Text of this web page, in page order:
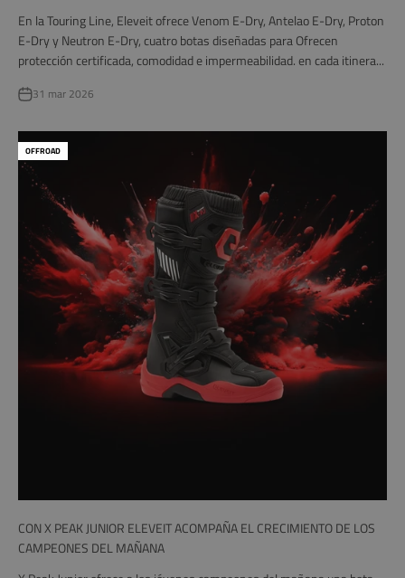
En la Touring Line, Eleveit ofrece Venom E-Dry, Antelao E-Dry, Proton
E-Dry y Neutron E-Dry, cuatro botas diseñadas para Ofrecen
protección certificada, comodidad e impermeabilidad. en cada itinera...
31 mar 2026
OFFROAD
CON X PEAK JUNIOR ELEVEIT ACOMPAÑA EL CRECIMIENTO DE LOS
CAMPEONES DEL MAÑANA